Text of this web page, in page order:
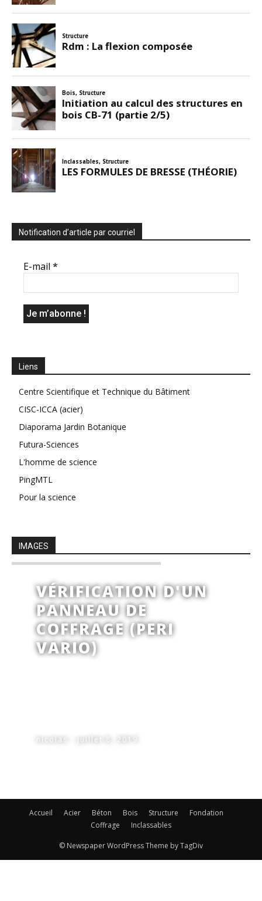
Notification d’article par courriel
E-mail *
Liens
Centre Scientifique et Technique du Bâtiment
CISC-ICCA (acier)
Diaporama Jardin Botanique
Futura-Sciences
L'homme de science
PingMTL
Pour la science
IMAGES
VÉRIFICATION D'UN
PANNEAU DE
COFFRAGE (PERI
VARIO)
nicolas - juillet 8, 2019
Accueil Acier Béton Bois Structure
Fondation
Coffrage
Inclassables
© Newspaper WordPress Theme by TagDiv